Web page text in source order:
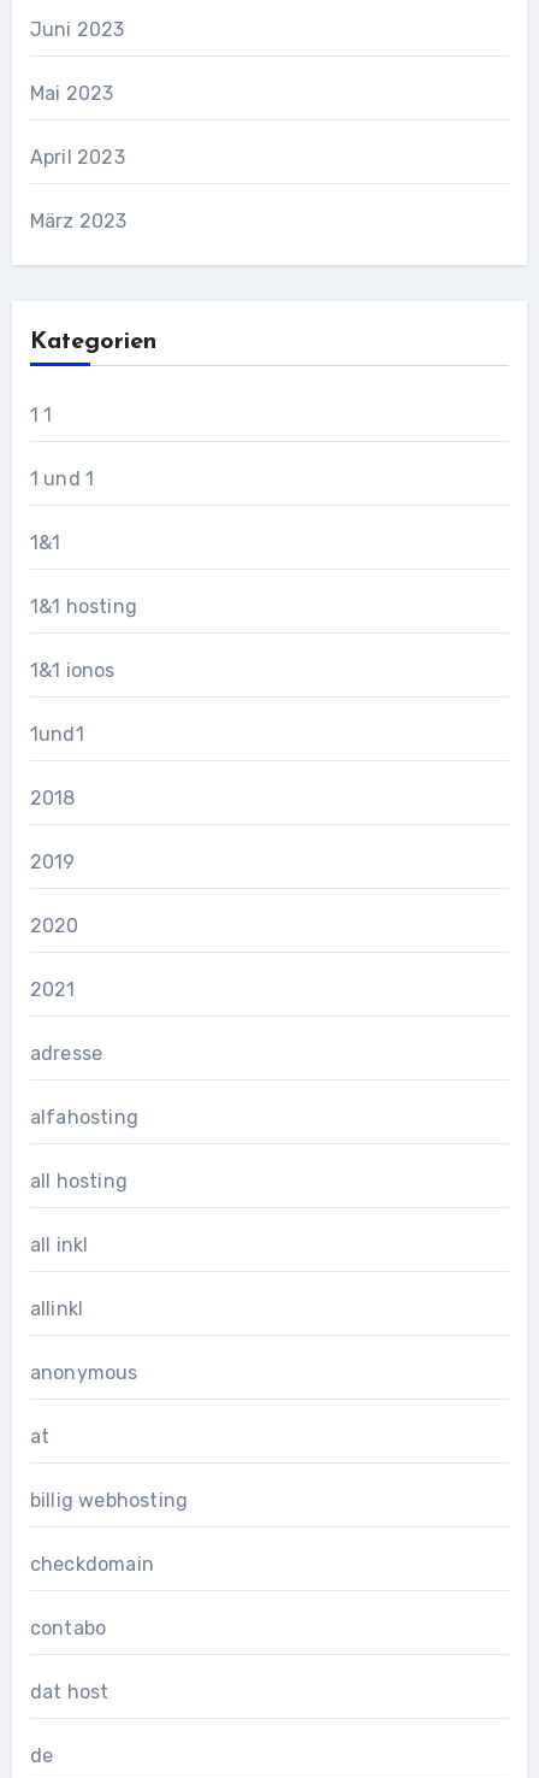
Juni 2023
Mai 2023
April 2023
März 2023
Kategorien
1 1
1 und 1
1&1
1&1 hosting
1&1 ionos
1und1
2018
2019
2020
2021
adresse
alfahosting
all hosting
all inkl
allinkl
anonymous
at
billig webhosting
checkdomain
contabo
dat host
de